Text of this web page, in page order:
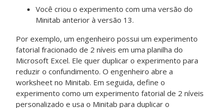
Você criou o experimento com uma versão do
Minitab anterior à versão 13.
Por exemplo, um engenheiro possui um experimento
fatorial fracionado de 2 níveis em uma planilha do
Microsoft Excel. Ele quer duplicar o experimento para
reduzir o confundimento. O engenheiro abre a
worksheet no Minitab. Em seguida, define o
experimento como um experimento fatorial de 2 níveis
personalizado e usa o Minitab para duplicar o